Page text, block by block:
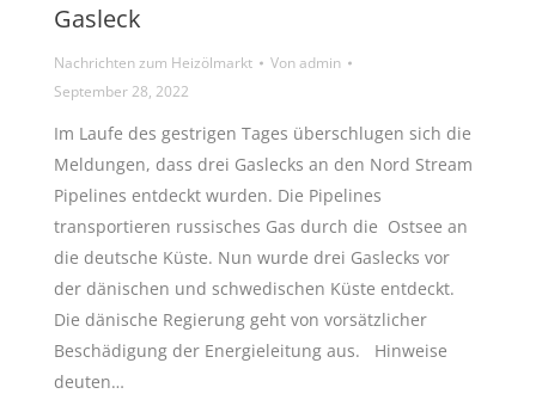
Gasleck
Nachrichten zum Heizölmarkt Vonadmin
September 28, 2022
Im Laufe des gestrigen Tages überschlugen sich die
Meldungen, dass drei Gaslecks an den Nord Stream
Pipelines entdeckt wurden. Die Pipelines
transportieren russisches Gas durch die Ostsee an
die deutsche Küste. Nun wurde drei Gaslecks vor
der dänischen und schwedischen Küste entdeckt.
Die dänische Regierung geht von vorsätzlicher
Beschädigung der Energieleitung aus. Hinweise
deuten…